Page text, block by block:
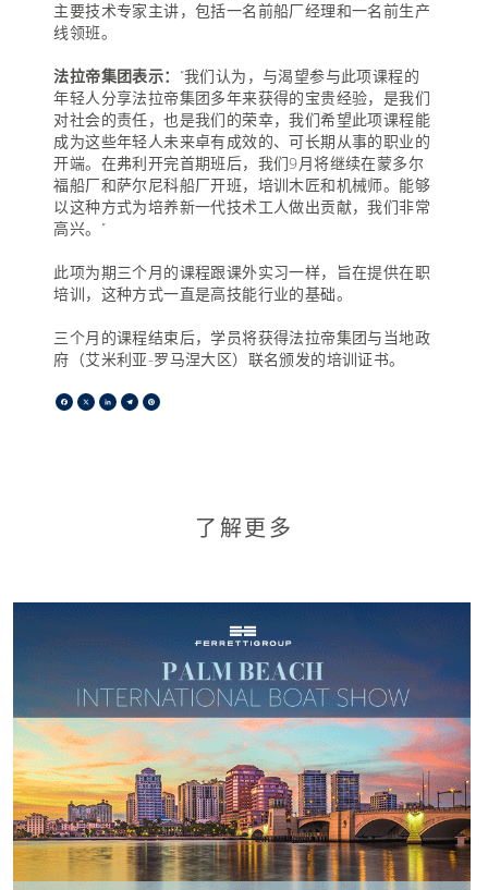
主要技术专家主讲，包括一名前船厂经理和一名前生产
线领班。
法拉帝集团表示： “我们认为，与渴望参与此项课程的
年轻人分享法拉帝集团多年来获得的宝贵经验，是我们
对社会的责任，也是我们的荣幸，我们希望此项课程能
成为这些年轻人未来卓有成效的、可长期从事的职业的
开端。在弗利开完首期班后，我们9月将继续在蒙多尔
福船厂和萨尔尼科船厂开班，培训木匠和机械师。能够
以这种方式为培养新一代技术工人做出贡献，我们非常
高兴。”
此项为期三个月的课程跟课外实习一样，旨在提供在职
培训，这种方式一直是高技能行业的基础。
三个月的课程结束后，学员将获得法拉帝集团与当地政
府（艾米利亚-罗马涅大区）联名颁发的培训证书。
Facebook
X LinkedIn
Telegram
了解更多